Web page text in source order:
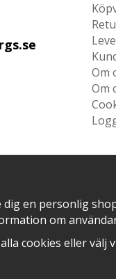
Om
Om
en personlig
om
cookies eller